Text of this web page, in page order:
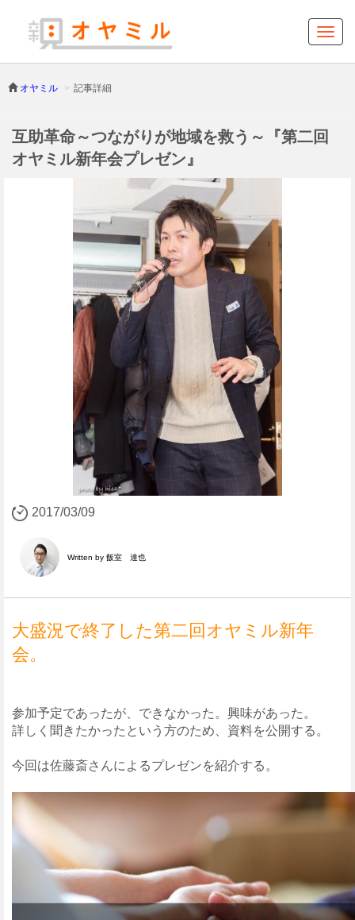
オヤミル 記事詳細
互助革命～つながりが地域を救う～『第二回
オヤミル新年会プレゼン』
2017/03/09
Written by 飯室 達也
大盛況で終了した第二回オヤミル新年
会。
参加予定であったが、できなかった。興味があった。
詳しく聞きたかったという方のため、資料を公開する。
今回は佐藤斎さんによるプレゼンを紹介する。